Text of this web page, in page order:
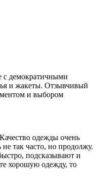
с демократичными
и жакеты. Отзывчивый
и выбором
одежды очень
не так часто, но продолжу.
подсказывают и
хорошую одежду, то